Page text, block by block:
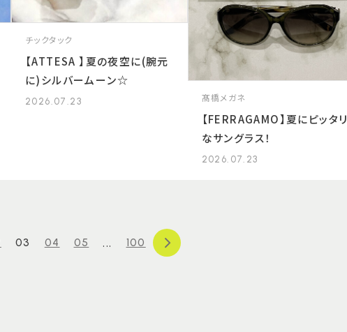
チックタック
【ATTESA 】夏の夜空に(腕元
に)シルバームーン☆
2026.07.23 髙橋メガネ
【FERRAGAMO】夏にピッタリ
なサングラス！
2026.07.23
03 04 05 ... 100